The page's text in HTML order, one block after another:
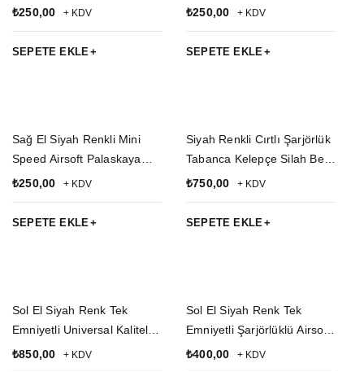
Palaskaya Kemere
Silah Kılıfı
₺250,00 + KDV
SEPETE EKLE
Airsoft Palaskaya Kemere
Silah Kılıfı
₺250,00 + KDV
SEPETE EKLE
Sağ El Siyah Renkli Mini
Speed Airsoft Palaskaya
Kemere Geçirmeli impertex
₺250,00 + KDV
SEPETE EKLE
Siyah Renkli Cırtlı Şarjörlük
Tabanca Kelepçe Silah Bel
Korsesi
₺750,00 + KDV
SEPETE EKLE
Sol El Siyah Renk Tek
Emniyetli Universal Kaliteli
Kemere Geçirmeli Yarım
₺850,00 + KDV
Sol El Siyah Renk Tek
Emniyetli Şarjörlüklü Airsoft
Palaskaya Kemere
₺400,00 + KDV